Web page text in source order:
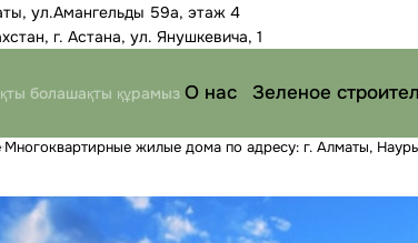
ул.Амангельды 59а, этаж 4
г. Астана, ул. Янушкевича, 1
болашақты құрамызО нас Зеленое
Многоквартирные жилые дома по адресу: г. Алматы,